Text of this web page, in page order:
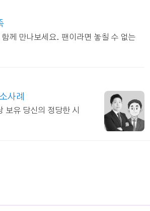
께 만나보세요. 팬이라면 놓칠 수 없는
사례
보유 당신의 정당한 시